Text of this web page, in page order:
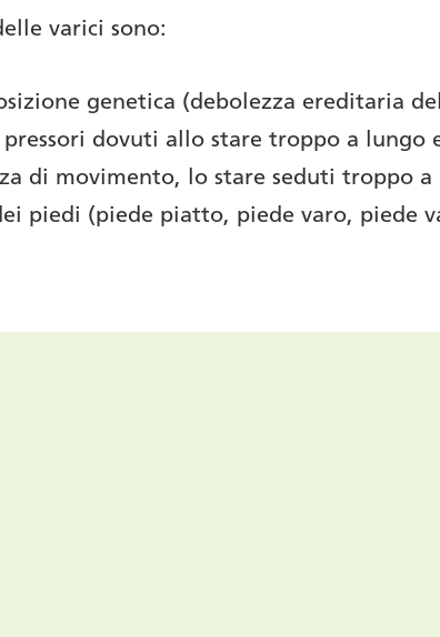
varici sono:
genetica (debolezza ereditaria
dovuti allo stare troppo a lungo
di movimento, lo stare seduti troppo a
piedi (piede piatto, piede varo, piede